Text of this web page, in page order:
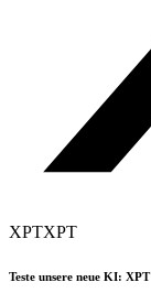
XPTXPT
Teste unsere neue KI: XPT